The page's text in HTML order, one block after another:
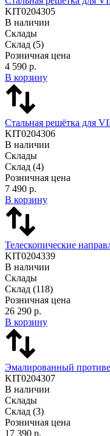
KIT0204305
В наличии
Склады
Склад (5)
Розничная цена
4 590 р.
В корзину
Стальная решётка для
KIT0204306
В наличии
Склады
Склад (4)
Розничная цена
7 490 р.
В корзину
Телескопические
KIT0204339
В наличии
Склады
Склад (118)
Розничная цена
26 290 р.
В корзину
Эмалированный
KIT0204307
В наличии
Склады
Склад (3)
Розничная цена
17 390 р.